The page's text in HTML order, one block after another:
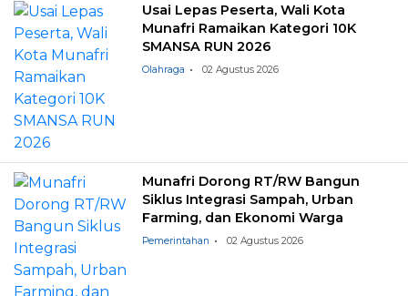
Usai Lepas Peserta, Wali Kota
Munafri Ramaikan Kategori 10K
SMANSA RUN 2026
Olahraga 02 Agustus 2026
Munafri Dorong RT/RW Bangun
Siklus Integrasi Sampah, Urban
Farming, dan Ekonomi Warga
Pemerintahan 02 Agustus 2026